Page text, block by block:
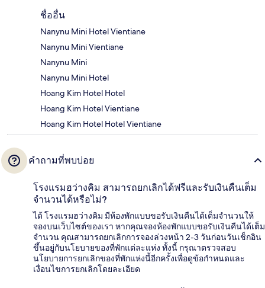
ชื่ออื่น
Nanynu Mini Hotel Vientiane
Nanynu Mini Vientiane
Nanynu Mini
Nanynu Mini Hotel
Hoang Kim Hotel Hotel
Hoang Kim Hotel Vientiane
Hoang Kim Hotel Hotel Vientiane
คำถามที่พบบ่อย
โรงแรมฮว่างคิม สามารถยกเลิกได้ฟรีและรับเงินคืนเต็ม
จำนวนได้หรือไม่?
ได้ โรงแรมฮว่างคิม มีห้องพักแบบขอรับเงินคืนได้เต็มจำนวนให้
จองบนเว็บไซต์ของเรา หากคุณจองห้องพักแบบขอรับเงินคืนได้เต็ม
จำนวน คุณสามารถยกเลิกการจองล่วงหน้า 2-3 วันก่อนวันเช็กอิน
ขึ้นอยู่กับนโยบายของที่พักแต่ละแห่ง ทั้งนี้ กรุณาตรวจสอบ
นโยบายการยกเลิกของที่พักแห่งนี้อีกครั้งเพื่อดูข้อกำหนดและ
เงื่อนไขการยกเลิกโดยละเอียด